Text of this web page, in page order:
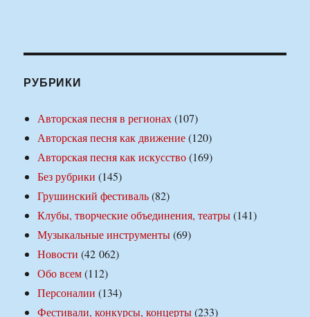
РУБРИКИ
Авторская песня в регионах(107)
Авторская песня как движение(120)
Авторская песня как искусство(169)
Без рубрики (145)
Грушинский фестиваль(82)
Клубы, творческие объединения, театры(141)
Музыкальные инструменты(69)
Новости (42 062)
Обо всем(112)
Персоналии (134)
Фестивали, конкурсы, концерты(233)